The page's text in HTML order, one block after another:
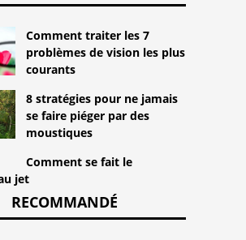
Comment traiter les 7
problèmes de vision les plus
courants
8 stratégies pour ne jamais
se faire piéger par des
moustiques
Comment se fait le
jet
RECOMMANDÉ